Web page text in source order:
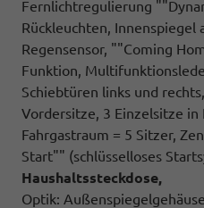
Fernlichtregulierung
Rückleuchten, Innenspiegel
Regensensor, ""Coming
Funktion,
Schiebtüren links und
Vordersitze, 3 Einzelsitze in
Fahrgastraum = 5 Sitzer,
Start"" (schlüsselloses
Haushaltssteckdose,
Optik: